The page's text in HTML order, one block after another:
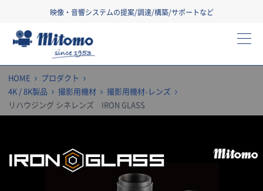
映像・音響システムの提案/調達/構築/サポートなど
HOME
プロダクト
4K / 8K製品
撮影用機材
撮影用機材-レンズ
リハウジング シネレンズ IRON GLASS